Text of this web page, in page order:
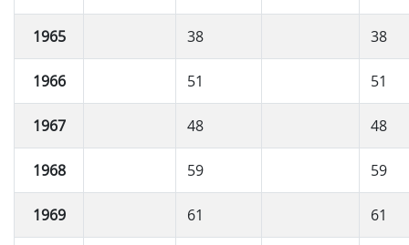
1965 38 38
1966 51 51
1967 48 48
1968 59 59
1969 61 61